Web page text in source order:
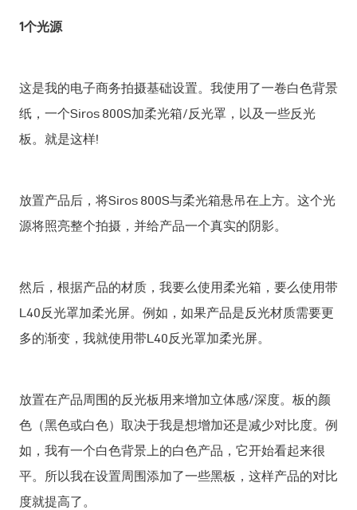
1个光源
这是我的电子商务拍摄基础设置。我使用了一卷白色背景
纸，一个Siros 800S加柔光箱/反光罩，以及一些反光
板。就是这样!
放置产品后，将Siros 800S与柔光箱悬吊在上方。这个光
源将照亮整个拍摄，并给产品一个真实的阴影。
然后，根据产品的材质，我要么使用柔光箱，要么使用带
L40反光罩加柔光屏。例如，如果产品是反光材质需要更
多的渐变，我就使用带L40反光罩加柔光屏。
放置在产品周围的反光板用来增加立体感/深度。板的颜
色（黑色或白色）取决于我是想增加还是减少对比度。例
如，我有一个白色背景上的白色产品，它开始看起来很
平。所以我在设置周围添加了一些黑板，这样产品的对比
度就提高了。